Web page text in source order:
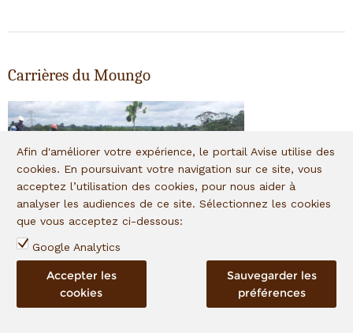
Carrières du Moungo
Secteur d'activité
Statut
Afin d'améliorer votre expérience, le portail Avise utilise des
cookies. En poursuivant votre navigation sur ce site, vous
acceptez l’utilisation des cookies, pour nous aider à
analyser les audiences de ce site. Sélectionnez les cookies
que vous acceptez ci-dessous:
Google Analytics
Sauvegarder les
préférences
Accepter les
cookies